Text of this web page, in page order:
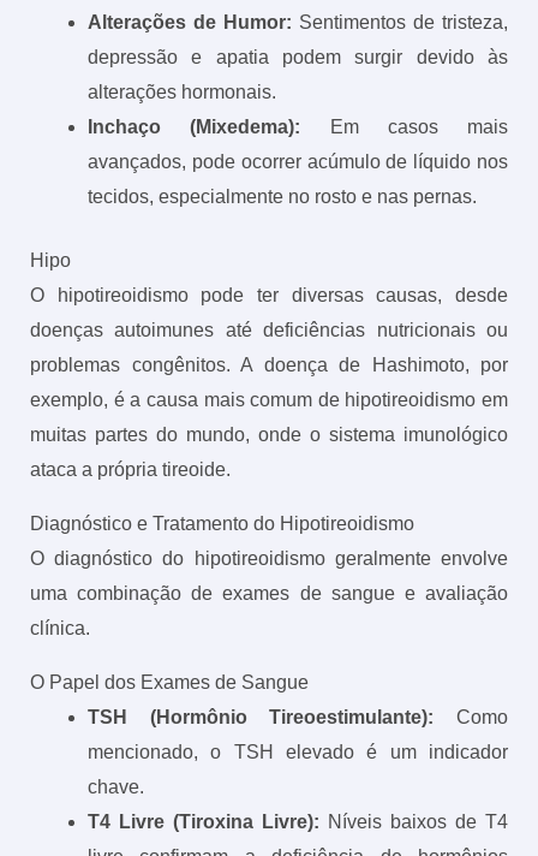
Alterações de Humor: Sentimentos de tristeza,
depressão e apatia podem surgir devido às
alterações hormonais.
Inchaço (Mixedema): Em casos mais
avançados, pode ocorrer acúmulo de líquido nos
tecidos, especialmente no rosto e nas pernas.
Hipo
O hipotireoidismo pode ter diversas causas, desde
doenças autoimunes até deficiências nutricionais ou
problemas congênitos. A doença de Hashimoto, por
exemplo, é a causa mais comum de hipotireoidismo em
muitas partes do mundo, onde o sistema imunológico
ataca a própria tireoide.
Diagnóstico e Tratamento do Hipotireoidismo
O diagnóstico do hipotireoidismo geralmente envolve
uma combinação de exames de sangue e avaliação
clínica.
O Papel dos Exames de Sangue
TSH (Hormônio Tireoestimulante): Como
mencionado, o TSH elevado é um indicador
chave.
T4 Livre (Tiroxina Livre): Níveis baixos de T4